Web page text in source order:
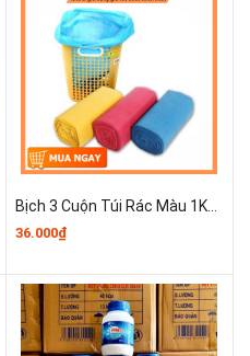
Bịch 3 Cuộn Túi Rác Màu 1KG A2711
36.000₫